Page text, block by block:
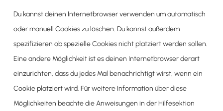
Du kannst deinen Internetbrowser verwenden um automatisch
oder manuell Cookies zu löschen. Du kannst außerdem
spezifizieren ob spezielle Cookies nicht platziert werden sollen.
Eine andere Möglichkeit ist es deinen Internetbrowser derart
einzurichten, dass du jedes Mal benachrichtigt wirst, wenn ein
Cookie platziert wird. Für weitere Information über diese
Möglichkeiten beachte die Anweisungen in der Hilfesektion